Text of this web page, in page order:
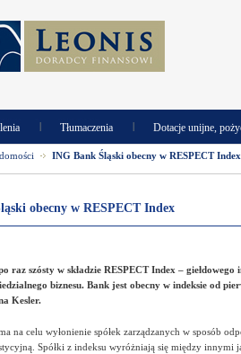
| Tłumaczenia | Dotacje unijne,
ING Bank Śląski obecny w RESPECT Index
obecny w RESPECT Index
raz szósty w składzie RESPECT Index – giełdowego
biznesu. Bank jest obecny w indeksie od
Kesler.
na celu wyłonienie spółek zarządzanych w sposób
Spółki z indeksu wyróżniają się między innymi